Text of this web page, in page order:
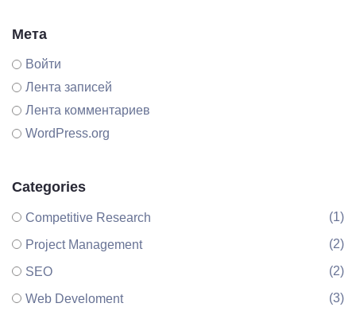
Мета
Войти
Лента записей
Лента комментариев
WordPress.org
Categories
Competitive Research (1)
Project Management (2)
SEO (2)
Web Develoment (3)